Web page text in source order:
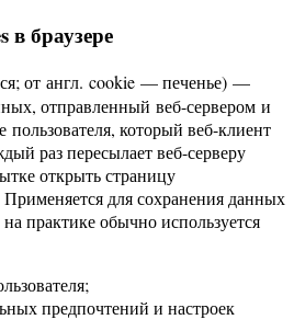
в браузере
от англ. cookie — печенье) —
отправленный веб-сервером и
который веб-клиент
раз пересылает веб-серверу
открыть страницу
Применяется для сохранения данных
практике обычно используется
предпочтений и настроек